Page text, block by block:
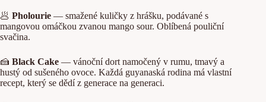
🥟 Pholourie — smažené kuličky z hrášku, podávané s
mangovou omáčkou zvanou mango sour. Oblíbená pouliční
svačina.
🍰 Black Cake — vánoční dort namočený v rumu, tmavý a
hustý od sušeného ovoce. Každá guyanaská rodina má vlastní
recept, který se dědí z generace na generaci.